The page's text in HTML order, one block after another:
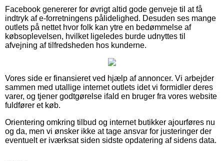
Facebook genererer for øvrigt altid gode genveje til at få
indtryk af e-forretningens pålidelighed. Desuden ses mange
outlets på nettet hvor folk kan ytre en bedømmelse af
købsoplevelsen, hvilket ligeledes burde udnyttes til
afvejning af tilfredsheden hos kunderne.
Vores side er finansieret ved hjælp af annoncer. Vi arbejder
sammen med utallige internet outlets idet vi formidler deres
varer, og tjener godtgørelse ifald en bruger fra vores website
fuldfører et køb.
Orientering omkring tilbud og internet butikker ajourføres nu
og da, men vi ønsker ikke at tage ansvar for justeringer der
eventuelt er iværksat siden sidste opdatering af sidens data.